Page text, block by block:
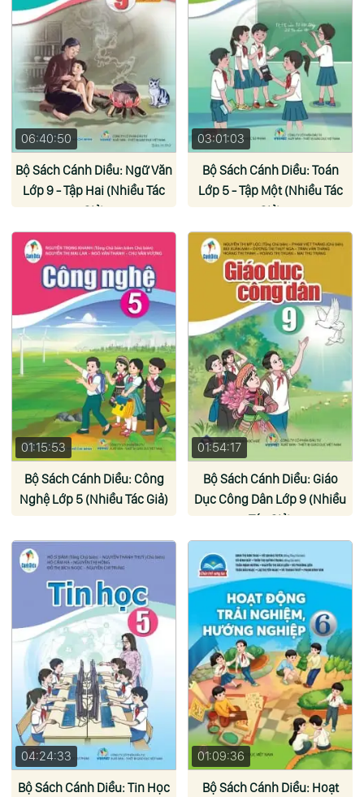
06:40:50
Bộ Sách Cánh Diều: Ngữ Văn
Lớp 9 - Tập Hai (Nhiều Tác
Giả)
03:01:03
Bộ Sách Cánh Diều: Toán
Lớp 5 - Tập Một (Nhiều Tác
Giả)
01:15:53
Bộ Sách Cánh Diều: Công
Nghệ Lớp 5 (Nhiều Tác Giả)
01:54:17
Bộ Sách Cánh Diều: Giáo
Dục Công Dân Lớp 9 (Nhiều
Tác Giả)
04:24:33
Bộ Sách Cánh Diều: Tin Học
01:09:36
Bộ Sách Cánh Diều: Hoạt